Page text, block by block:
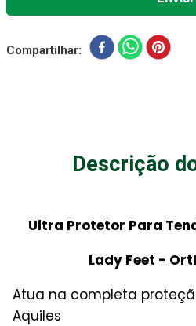
Compartilhar
Descrição
Ultra Protetor Para
Lady Feet -
Atua na completa
Aquiles